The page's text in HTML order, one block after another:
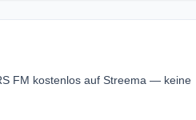
FM kostenlos auf Streema — keine